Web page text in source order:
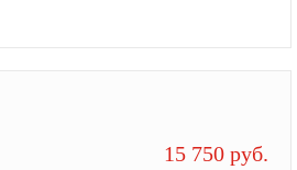
15 750 руб.